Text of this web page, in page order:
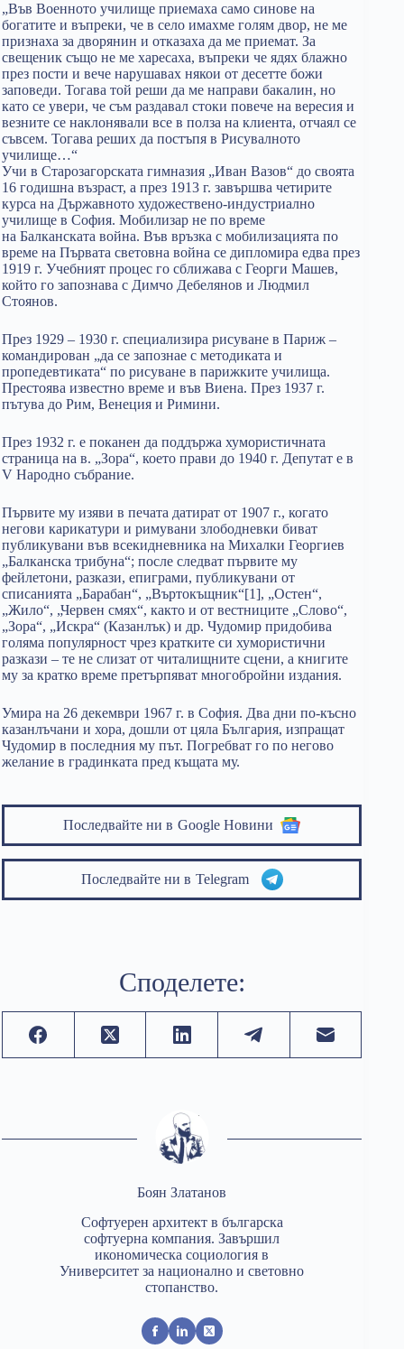
„Във Военното училище приемаха само синове на
богатите и въпреки, че в село имахме голям двор, не ме
признаха за дворянин и отказаха да ме приемат. За
свещеник също не ме харесаха, въпреки че ядях блажно
през пости и вече нарушавах някои от десетте божи
заповеди. Тогава той реши да ме направи бакалин, но
като се увери, че съм раздавал стоки повече на вересия и
везните се наклонявали все в полза на клиента, отчаял се
съвсем. Тогава реших да постъпя в Рисувалното
училище…“
Учи в Старозагорската гимназия „Иван Вазов“ до своята
16 годишна възраст, а през 1913 г. завършва четирите
курса на Държавното художествено-индустриално
училище в София. Мобилизар не по време
на Балканската война. Във връзка с мобилизацията по
време на Първата световна война се дипломира едва през
1919 г. Учебният процес го сближава с Георги Машев,
който го запознава с Димчо Дебелянов и Людмил
Стоянов.
През 1929 – 1930 г. специализира рисуване в Париж –
командирован „да се запознае с методиката и
пропедевтиката“ по рисуване в парижките училища.
Престоява известно време и във Виена. През 1937 г.
пътува до Рим, Венеция и Римини.
През 1932 г. е поканен да поддържа хумористичната
страница на в. „Зора“, което прави до 1940 г. Депутат е в
V Народно събрание.
Първите му изяви в печата датират от 1907 г., когато
негови карикатури и римувани злободневки биват
публикувани във всекидневника на Михалки Георгиев
„Балканска трибуна“; после следват първите му
фейлетони, разкази, епиграми, публикувани от
списанията „Барабан“, „Въртокъщник“[1], „Остен“,
„Жило“, „Червен смях“, както и от вестниците „Слово“,
„Зора“, „Искра“ (Казанлък) и др. Чудомир придобива
голяма популярност чрез кратките си хумористични
разкази – те не слизат от читалищните сцени, а книгите
му за кратко време претърпяват многобройни издания.
Умира на 26 декември 1967 г. в София. Два дни по-късно
казанлъчани и хора, дошли от цяла България, изпращат
Чудомир в последния му път. Погребват го по негово
желание в градинката пред къщата му.
Последвайте ни в Google Новини
Последвайте ни в Telegram
Споделете:
Боян Златанов
Софтуерен архитект в българска
софтуерна компания. Завършил
икономическа социология в
Университет за национално и световно
стопанство.